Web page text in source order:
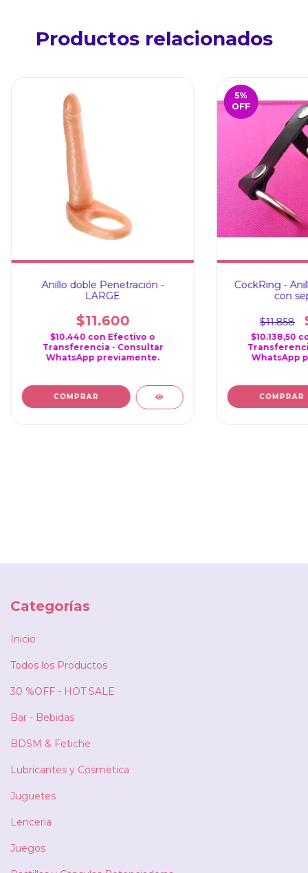
Productos relacionados
Anillo doble Penetración -
LARGE
$11.600
$10.440 con Efectivo o
Transferencia - Consultar
WhatsApp previamente.
5%
OFF
CockRing -
con
$11.858
$10.138,50
WhatsApp
Categorías
Inicio
Todos los Productos
30 %OFF - HOT SALE
Bar - Bebidas
BDSM & Fetiche
Lubricantes y Cosmetica
Juguetes
Lenceria
Juegos